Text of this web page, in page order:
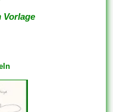
Vorlage